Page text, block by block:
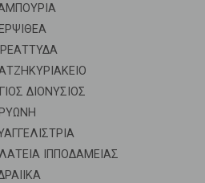
ΔΙΟΝΥΣΙΟΣ
ΙΠΠΟΔΑΜΕΙΑΣ